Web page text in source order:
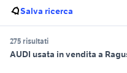
Salva ricerca
275 risultati
AUDI usata in vendita a